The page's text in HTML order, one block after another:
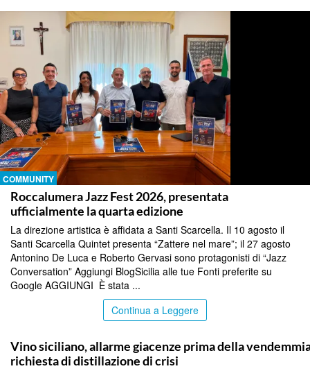
COMMUNITY
Roccalumera Jazz Fest 2026, presentata
ufficialmente la quarta edizione
La direzione artistica è affidata a Santi Scarcella. Il 10 agosto il
Santi Scarcella Quintet presenta “Zattere nel mare”; il 27 agosto
Antonino De Luca e Roberto Gervasi sono protagonisti di “Jazz
Conversation” Aggiungi BlogSicilia alle tue Fonti preferite su
Google AGGIUNGI È stata ...
Continua a Leggere
Vino siciliano, allarme giacenze prima della
richiesta di distillazione di crisi